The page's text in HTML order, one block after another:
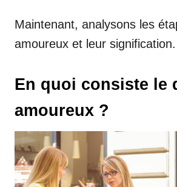
Maintenant, analysons les
amoureux et leur signification.
En quoi consiste le
amoureux ?